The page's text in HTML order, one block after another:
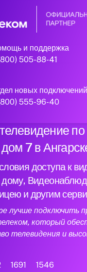
и поддержка
505-88-41
новых подключений
555-96-40
новый
7 в
доступа к
и другим
лучше подключить
который
телевидения и
1691 1546